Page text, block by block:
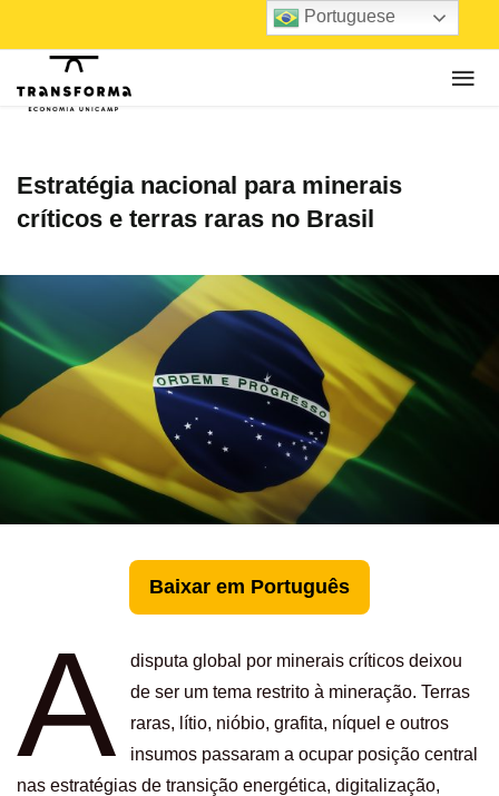
Estratégia nacional para minerais
críticos e terras raras no Brasil
Baixar em Português
A
disputa global por minerais críticos deixou
de ser um tema restrito à mineração. Terras
raras, lítio, nióbio, grafita, níquel e outros
insumos passaram a ocupar posição central
nas estratégias de transição energética, digitalização,
Portuguese